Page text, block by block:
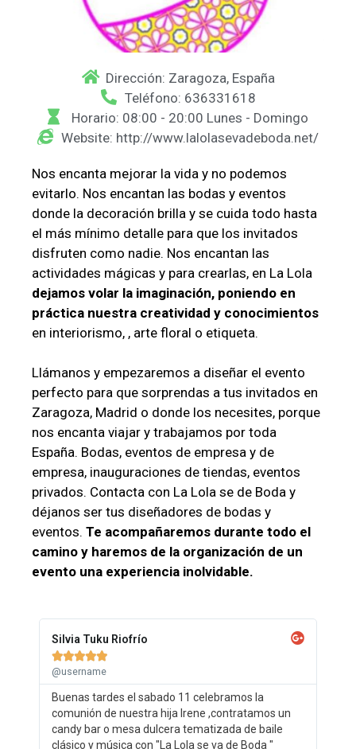
Dirección: Zaragoza, España
Teléfono: 636331618
Horario: 08:00 - 20:00 Lunes - Domingo
Website: http://www.lalolasevadeboda.net/
Nos encanta mejorar la vida y no podemos
evitarlo. Nos encantan las bodas y eventos
donde la decoración brilla y se cuida todo hasta
el más mínimo detalle para que los invitados
disfruten como nadie. Nos encantan las
actividades mágicas y para crearlas, en La Lola
dejamos volar la imaginación, poniendo en
práctica nuestra creatividad y conocimientos
en interiorismo, , arte floral o etiqueta.
Llámanos y empezaremos a diseñar el evento
perfecto para que sorprendas a tus invitados en
Zaragoza, Madrid o donde los necesites, porque
nos encanta viajar y trabajamos por toda
España. Bodas, eventos de empresa y de
empresa, inauguraciones de tiendas, eventos
privados. Contacta con La Lola se de Boda y
déjanos ser tus diseñadores de bodas y
eventos. Te acompañaremos durante todo el
camino y haremos de la organización de un
evento una experiencia inolvidable.
Silvia Tuku Riofrío

@username
Buenas tardes el sabado 11 celebramos la
comunión de nuestra hija Irene ,contratamos un
candy bar o mesa dulcera tematizada de baile
clásico y música con "La Lola se va de Boda "